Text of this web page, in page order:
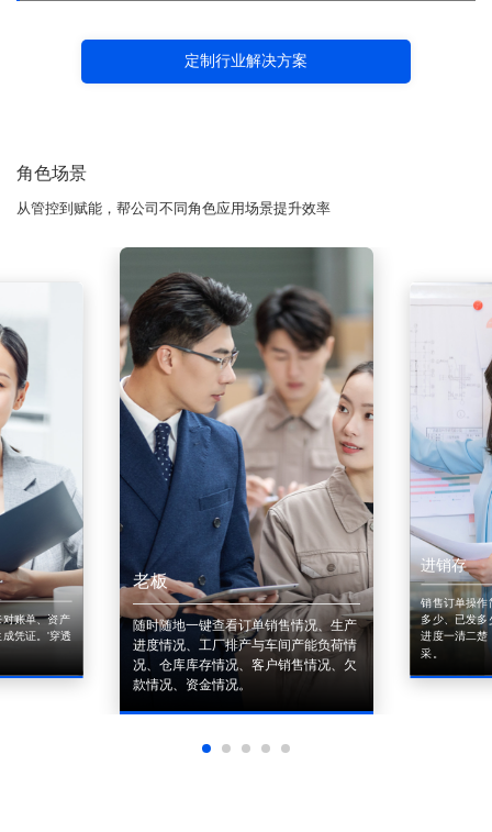
定制行业解决方案
角色场景
从管控到赋能，帮公司不同角色应用场景提升效率
账单、资产
凭证。'穿透
老板
随时随地一键查看订单销售情况、生产
进度情况、工厂排产与车间产能负荷情
况、仓库库存情况、客户销售情况、欠
款情况、资金情况。
进销存
销售订单操作
多少、已发多
进度一清二楚
采。